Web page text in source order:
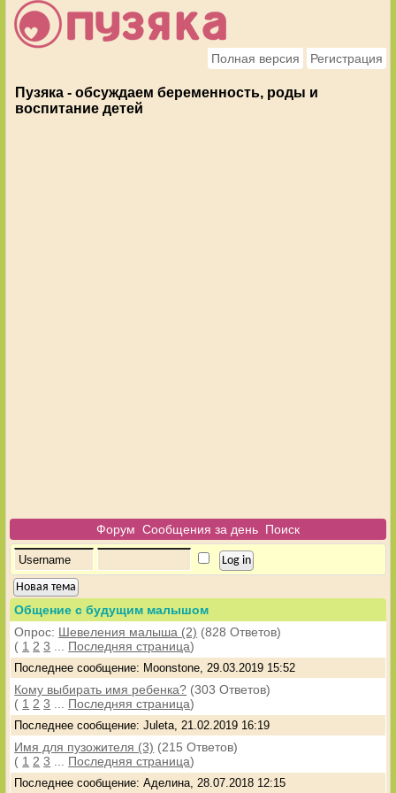
Полная версия Регистрация
Пузяка - обсуждаем беременность, роды и
воспитание детей
Форум Сообщения за день Поиск
Новая тема
Общение с будущим малышом
Опрос: Шевеления малыша (2) (828 Ответов)
( 1 2 3 Последняя страница)
Последнее сообщение: Moonstone, 29.03.2019 15:52
Кому выбирать имя ребенка? (303 Ответов)
( 1 2 3 Последняя страница)
Последнее сообщение: Juleta, 21.02.2019 16:19
Имя для пузожителя (3) (215 Ответов)
( 1 2 3 Последняя страница)
Последнее сообщение: Аделина, 28.07.2018 12:15